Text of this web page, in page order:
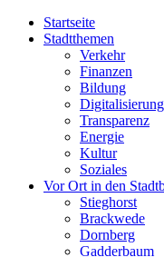
Startseite
Stadtthemen
Verkehr
Finanzen
Bildung
Digitalisierung
Transparenz
Energie
Kultur
Soziales
Vor Ort in den
Stieghorst
Brackwede
Dornberg
Gadderbaum